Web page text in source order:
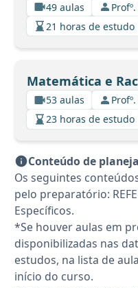
49 aulas
21 horas de estudo
Matemática e
53 aulas
23 horas de estudo
Conteúdo de
Os seguintes
pelo preparatório:
Específicos.
*Se houver aulas em
disponibilizadas nas
estudos, na lista de
início do curso.